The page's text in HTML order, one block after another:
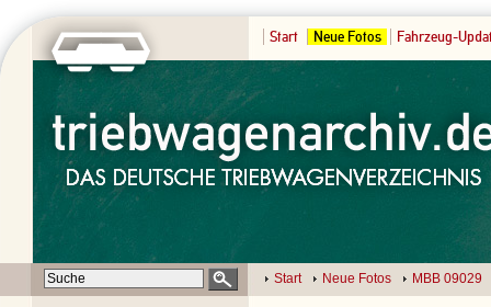
Start Neue Fotos Fahrzeug-
Start Neue Fotos MBB 09029